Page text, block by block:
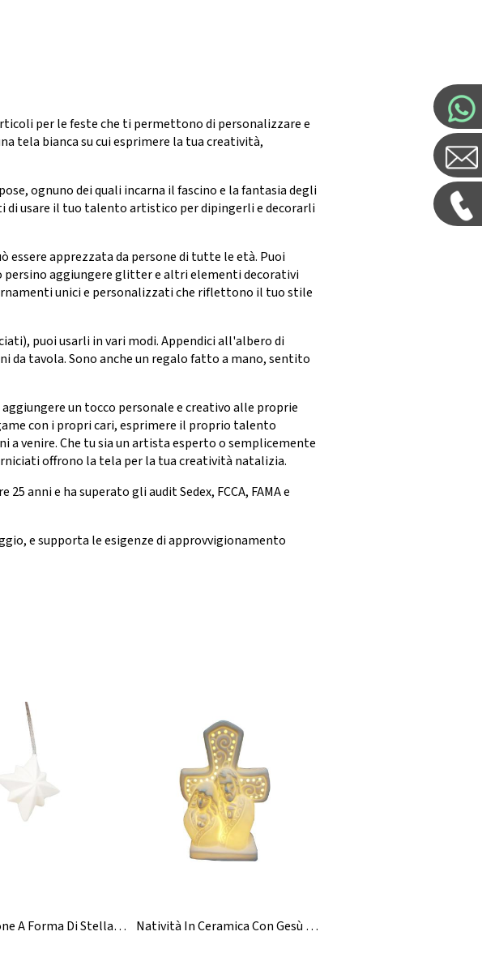
per le feste che ti permettono di personalizzare e
tela bianca su cui esprimere la tua creatività,
ognuno dei quali incarna il fascino e la fantasia degli
di usare il tuo talento artistico per dipingerli e decorarli
apprezzata da persone di tutte le età. Puoi
aggiungere glitter e altri elementi decorativi
unici e personalizzati che riflettono il tuo stile
puoi usarli in vari modi. Appendici all'albero di
da tavola. Sono anche un regalo fatto a mano, sentito
un tocco personale e creativo alle proprie
con i propri cari, esprimere il proprio talento
a venire. Che tu sia un artista esperto o semplicemente
offrono la tela per la tua creatività natalizia.
anni e ha superato gli audit Sedex, FCCA, FAMA e
e supporta le esigenze di approvvigionamento
Decorazione A Forma Di Stella In Ceramica Da Appendere All'ingrosso Per L'albero Di Natale Natività In Ceramica Con Gesù Di Natale Con Illuminazione A LED